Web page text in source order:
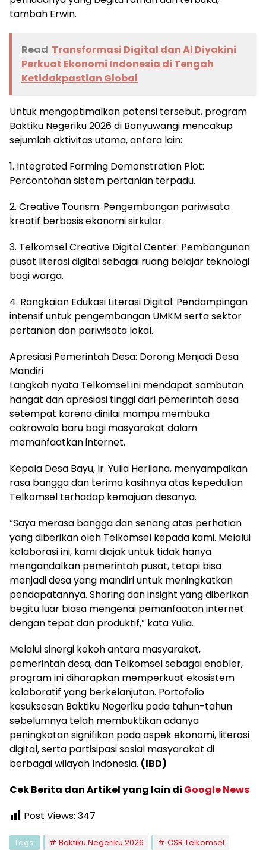
tambah Erwin.
Read Transformasi Digital dan AI Diyakini
Perkuat Ekonomi Indonesia di Tengah
Ketidakpastian Global
Untuk mengoptimalkan potensi tersebut, program
Baktiku Negeriku 2026 di Banyuwangi mencakup
sejumlah aktivitas utama, antara lain:
1. Integrated Farming Demonstration Plot:
Percontohan sistem pertanian terpadu.
2. Creative Tourism: Pengembangan pariwisata
kreatif berbasis ekonomi sirkular.
3. Telkomsel Creative Digital Center: Pembangunan
pusat literasi digital sebagai ruang belajar teknologi
bagi warga.
4. Rangkaian Edukasi Literasi Digital: Pendampingan
intensif untuk pengembangan UMKM serta sektor
pertanian dan pariwisata lokal.
Apresiasi Pemerintah Desa: Dorong Menjadi Desa
Mandiri
Langkah nyata Telkomsel ini mendapat sambutan
hangat dan apresiasi tinggi dari pemerintah desa
setempat karena dinilai mampu membuka
cakrawala baru bagi masyarakat dalam
memanfaatkan internet.
Kepala Desa Bayu, Ir. Yulia Herliana, menyampaikan
rasa bangga dan terima kasihnya atas kepedulian
Telkomsel terhadap kemajuan desanya.
“Saya merasa bangga dan senang atas perhatian
yang diberikan oleh Telkomsel kepada kami. Melalui
kolaborasi ini, kami diajak untuk tidak hanya
mengandalkan pemerintah pusat, tetapi bisa
menjadi desa yang mandiri untuk meningkatkan
pendapatannya. Sharing dan insight yang diberikan
begitu luar biasa mengenai pemanfaatan internet
dengan tepat dan produktif,” kata Yulia.
Melalui sinergi kokoh antara masyarakat,
pemerintah desa, dan Telkomsel sebagai enabler,
program ini diharapkan memperkuat ekosistem
kolaboratif yang berkelanjutan. Portofolio
kesuksesan Baktiku Negeriku pada tahun-tahun
sebelumnya telah membuktikan adanya
peningkatan signifikan pada aspek ekonomi, literasi
digital, serta partisipasi sosial masyarakat di
berbagai wilayah Indonesia. (IBD)
Cek Berita dan Artikel yang lain di Google News
Post Views: 347
Tags: Baktiku Negeriku 2026
CSR Telkomsel